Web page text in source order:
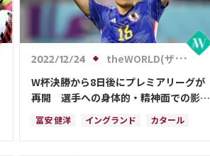
2022/12/24
theWORLD(ザ・ワールドWeb)
W杯決勝から8日後にプレミアリーグが
再開 選手への身体的・精神面での影響
は？
冨安 健洋 イングランド カタール